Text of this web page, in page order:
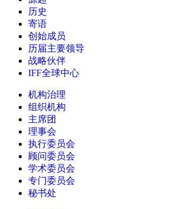
历史
寄语
创始成员
历届主要领导
战略伙伴
IFF全球中心
机构治理
组织机构
主席团
理事会
执行委员会
顾问委员会
学术委员会
专门委员会
秘书处